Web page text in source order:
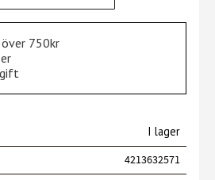
750kr
I lager
4213632571